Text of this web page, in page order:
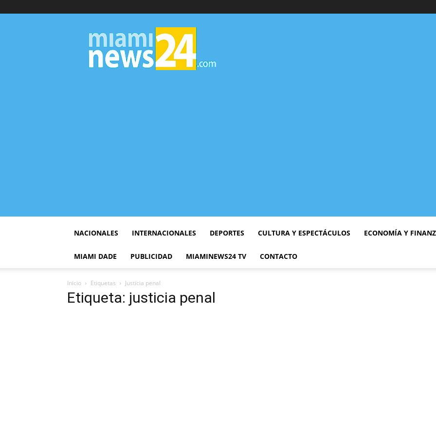
▷
Miami
News
24
NACIONALES INTERNACIONALES DEPORTES CULTURA Y ESPECTÁCULOS ECONOMÍA Y
MIAMI DADE PUBLICIDAD MIAMINEWS24 TV CONTACTO
Inicio Etiquetas Justicia penal
Etiqueta: justicia penal